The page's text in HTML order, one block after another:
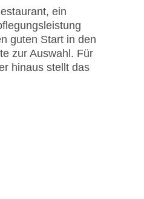
ein
guten Start in den
zur Auswahl. Für
hinaus stellt das